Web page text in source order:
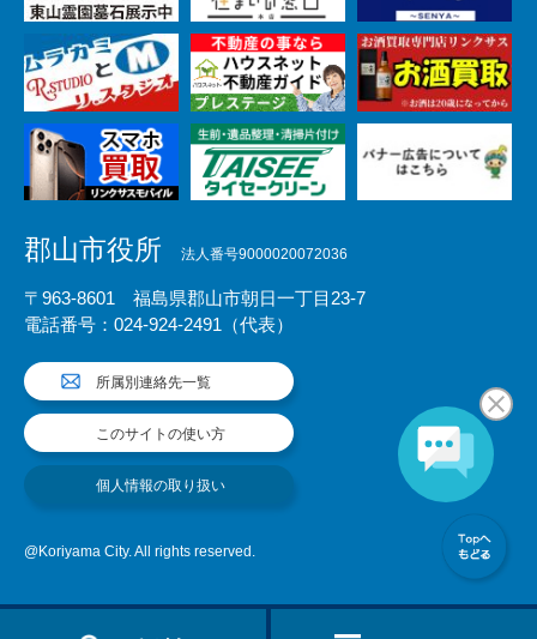
郡山市役所 法人番号9000020072036
〒963-8601 福島県郡山市朝日一丁目23-7
電話番号：024-924-2491（代表）
所属別連絡先一覧
このサイトの使い方
個人情報の取り扱い
@Koriyama City. All rights reserved.